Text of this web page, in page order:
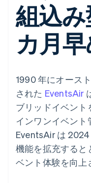
不要の決済ペ
ージ
Checkout
構築済み決済
UI
Elements
柔軟な UI コン
125 以上の決
済手段を利用
可能
Terminal
対面支払い
Boost
決済成功率の
最適化
Link
スピーディー
な決済
埋込
請求
グロ
アプ
マー
資金
プラ
業種別
AI 企
クリ
ゲーム
ホス
レジ
保険
構築
プラ
マー
築す
サブ
理
ステ
のカ
エー
ビス
と管
リソ
アプ
プロ
ビス
会社
レン
採用
ニュ
お問
組込
カ月
1990 年にオース
された EventsAir
ブリッドイベン
インワンイベント
EventsAir は
機能を拡充すると
ベント体験を向上